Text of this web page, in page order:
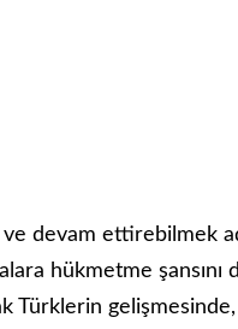
devam ettirebilmek
hükmetme şansını
gelişmesinde,